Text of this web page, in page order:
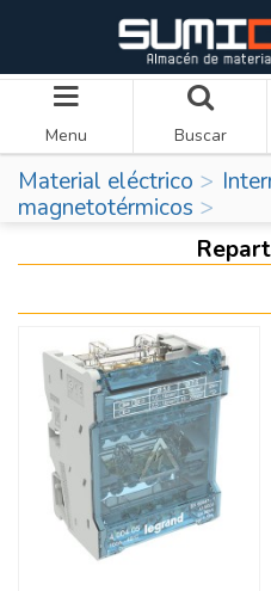
Menu Buscar
Material eléctrico
magnetotérmicos